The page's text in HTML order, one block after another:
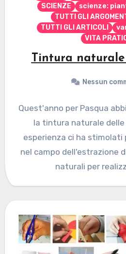
SCIENZE
scienze:
TUTTI GLI
TUTTI GLI ARTICOLI
VITA
Tintura
Nessun
Quest'anno per Pasqua
la tintura naturale delle
esperienza ci ha stimolati
nel campo dell'estrazione
naturali per